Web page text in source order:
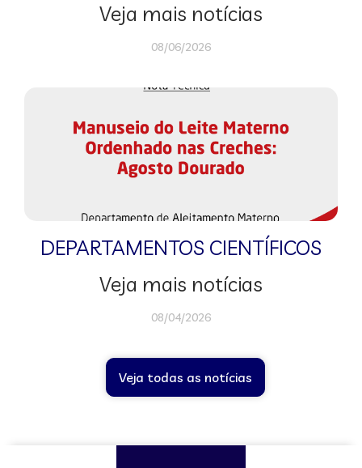
Veja mais notícias
08/06/2026
DEPARTAMENTOS CIENTÍFICOS
Veja mais notícias
08/04/2026
Veja todas as notícias